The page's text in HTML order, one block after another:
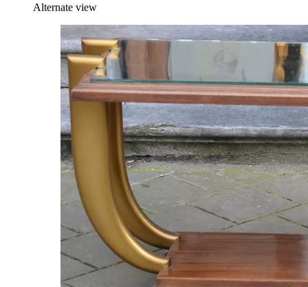
Alternate view